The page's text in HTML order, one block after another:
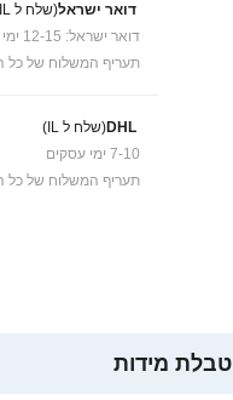
דואר ישראל(שלח ל IL)
דואר ישראל: 12-15 ימי עסקים
תעריף המשלוח של כל
DHL(שלח ל IL)
7-10 ימי עסקים
תעריף המשלוח של כל
טבלת מידות